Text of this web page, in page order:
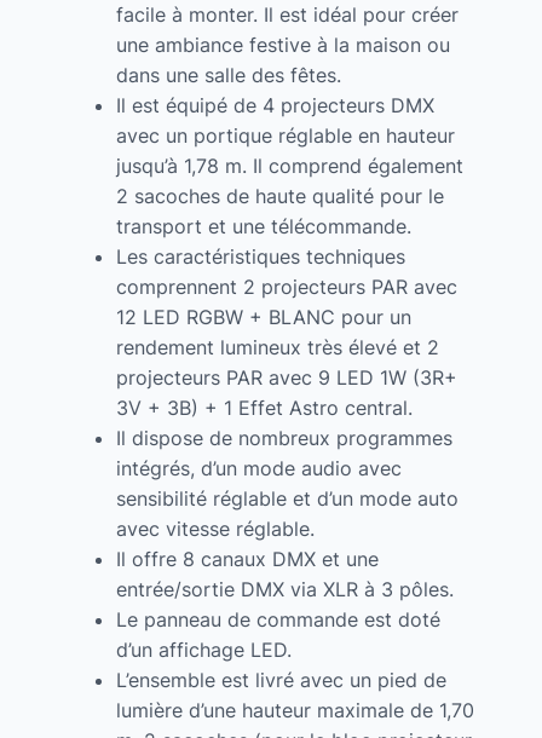
facile à monter. Il est idéal pour créer
une ambiance festive à la maison ou
dans une salle des fêtes.
Il est équipé de 4 projecteurs DMX
avec un portique réglable en hauteur
jusqu’à 1,78 m. Il comprend également
2 sacoches de haute qualité pour le
transport et une télécommande.
Les caractéristiques techniques
comprennent 2 projecteurs PAR avec
12 LED RGBW + BLANC pour un
rendement lumineux très élevé et 2
projecteurs PAR avec 9 LED 1W (3R+
3V + 3B) + 1 Effet Astro central.
Il dispose de nombreux programmes
intégrés, d’un mode audio avec
sensibilité réglable et d’un mode auto
avec vitesse réglable.
Il offre 8 canaux DMX et une
entrée/sortie DMX via XLR à 3 pôles.
Le panneau de commande est doté
d’un affichage LED.
L’ensemble est livré avec un pied de
lumière d’une hauteur maximale de 1,70